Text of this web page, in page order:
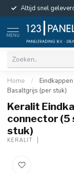
Altijd snel
MENU
Home /
Basaltgrijs (per stuk)
Keralit
connector (5
stuk)
KERALIT